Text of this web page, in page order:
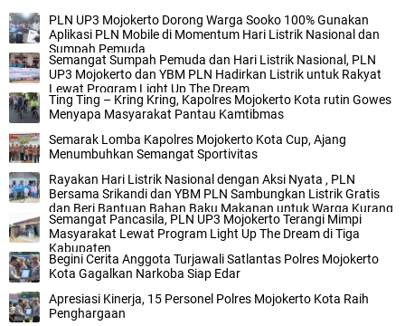
PLN UP3 Mojokerto Dorong Warga Sooko 100% Gunakan
Aplikasi PLN Mobile di Momentum Hari Listrik Nasional dan
Sumpah Pemuda
Semangat Sumpah Pemuda dan Hari Listrik Nasional, PLN
UP3 Mojokerto dan YBM PLN Hadirkan Listrik untuk Rakyat
Lewat Program Light Up The Dream
Ting Ting – Kring Kring, Kapolres Mojokerto Kota rutin Gowes
Menyapa Masyarakat Pantau Kamtibmas
Semarak Lomba Kapolres Mojokerto Kota Cup, Ajang
Menumbuhkan Semangat Sportivitas
Rayakan Hari Listrik Nasional dengan Aksi Nyata , PLN
Bersama Srikandi dan YBM PLN Sambungkan Listrik Gratis
dan Beri Bantuan Bahan Baku Makanan untuk Warga Kurang
Mampu
Semangat Pancasila, PLN UP3 Mojokerto Terangi Mimpi
Masyarakat Lewat Program Light Up The Dream di Tiga
Kabupaten
Begini Cerita Anggota Turjawali Satlantas Polres Mojokerto
Kota Gagalkan Narkoba Siap Edar
Apresiasi Kinerja, 15 Personel Polres Mojokerto Kota Raih
Penghargaan